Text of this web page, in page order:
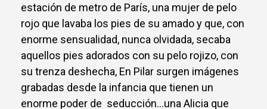
estación de metro de París, una mujer de pelo
rojo que lavaba los pies de su amado y que, con
enorme sensualidad, nunca olvidada, secaba
aquellos pies adorados con su pelo rojizo, con
su trenza deshecha, En Pilar surgen imágenes
grabadas desde la infancia que tienen un
enorme poder de seducción…una Alicia que